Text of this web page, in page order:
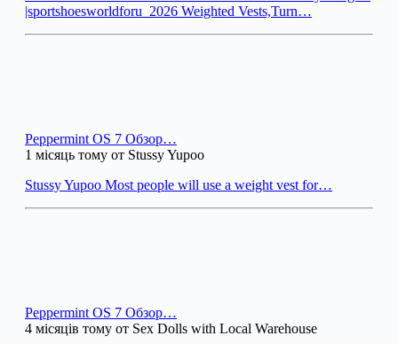
|sportshoesworldforu_2026 Weighted Vests,Turn…
Peppermint OS 7 Обзор…
1 місяць тому от Stussy Yupoo
Stussy Yupoo Most people will use a weight vest for…
Peppermint OS 7 Обзор…
4 місяців тому от Sex Dolls with Local Warehouse